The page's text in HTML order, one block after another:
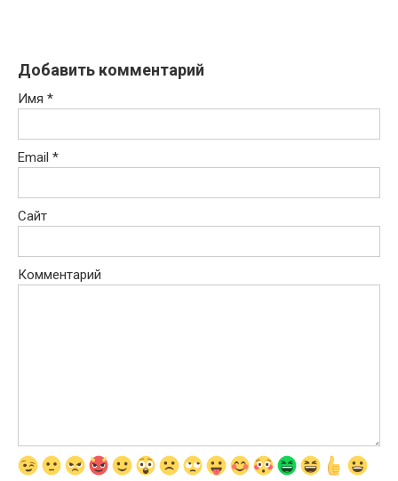
Добавить комментарий
Имя *
Email *
Сайт
Комментарий